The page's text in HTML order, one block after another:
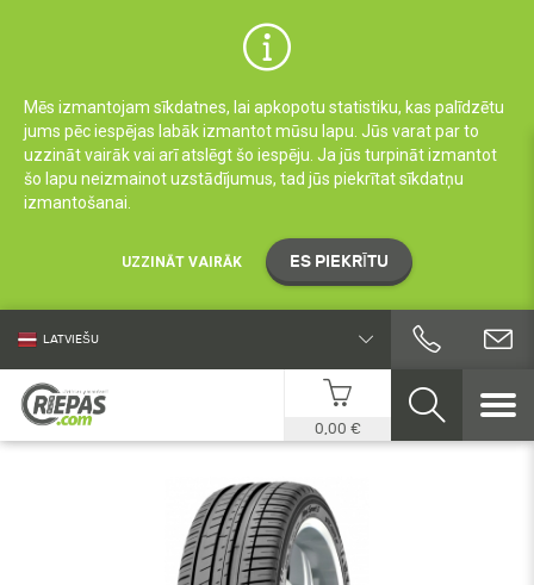
Mēs izmantojam sīkdatnes, lai apkopotu statistiku, kas palīdzētu
jums pēc iespējas labāk izmantot mūsu lapu. Jūs varat par to
uzzināt vairāk vai arī atslēgt šo iespēju. Ja jūs turpināt izmantot
šo lapu neizmainot uzstādījumus, tad jūs piekrītat sīkdatņu
izmantošanai.
UZZINĀT VAIRĀK ES PIEKRĪTU
LATVIEŠU
0,00 €